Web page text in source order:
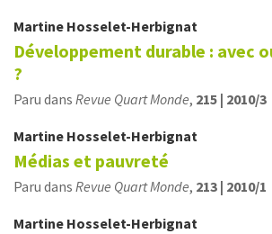
Martine Hosselet-Herbignat
Développement durable : avec
?
Paru dans Revue Quart Monde, 215 | 2010/3
Martine Hosselet-Herbignat
Médias et pauvreté
Paru dans Revue Quart Monde, 213 | 2010/1
Martine Hosselet-Herbignat